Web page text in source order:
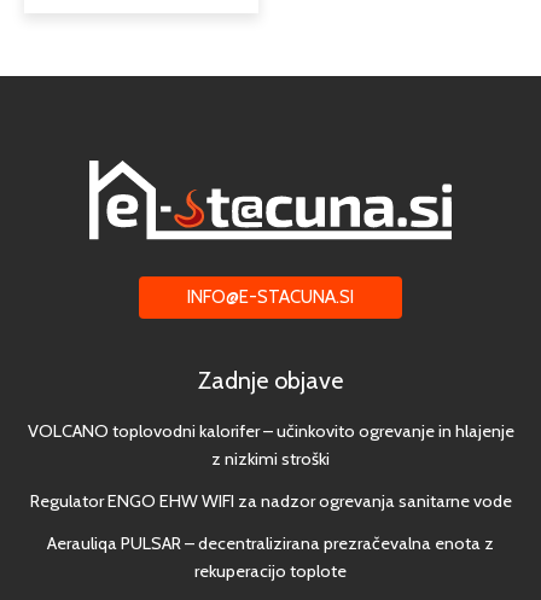
INFO@E-STACUNA.SI
Zadnje objave
VOLCANO toplovodni kalorifer – učinkovito ogrevanje in hlajenje
z nizkimi stroški
Regulator ENGO EHW WIFI za nadzor ogrevanja sanitarne vode
Aerauliqa PULSAR – decentralizirana prezračevalna enota z
rekuperacijo toplote